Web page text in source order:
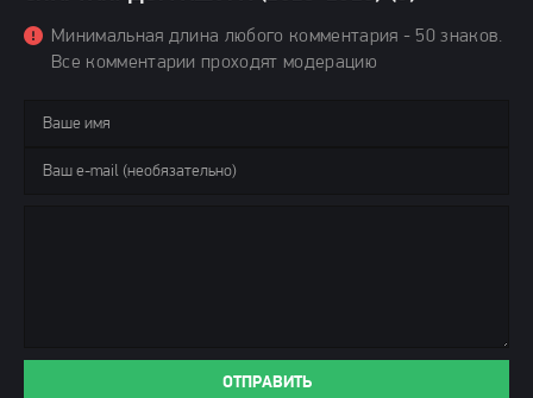
Минимальная длина любого комментария - 50 знаков.
Все комментарии проходят модерацию
ОТПРАВИТЬ